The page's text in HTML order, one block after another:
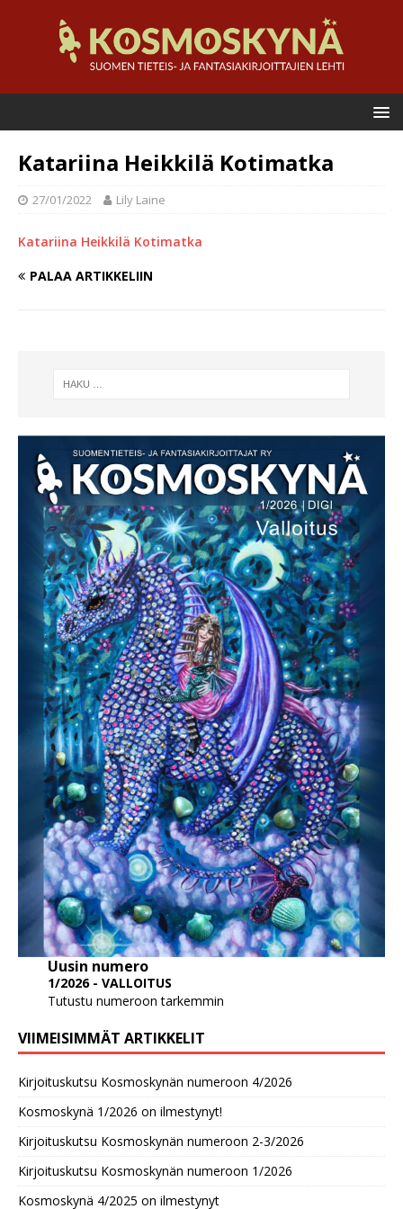
Katariina Heikkilä Kotimatka
27/01/2022 Lily Laine
Katariina Heikkilä Kotimatka
PALAA ARTIKKELIIN
Uusin numero
1/2026 - VALLOITUS
Tutustu numeroon tarkemmin
VIIMEISIMMÄT ARTIKKELIT
Kirjoituskutsu Kosmoskynän numeroon 4/2026
Kosmoskynä 1/2026 on ilmestynyt!
Kirjoituskutsu Kosmoskynän numeroon 2-3/2026
Kirjoituskutsu Kosmoskynän numeroon 1/2026
Kosmoskynä 4/2025 on ilmestynyt